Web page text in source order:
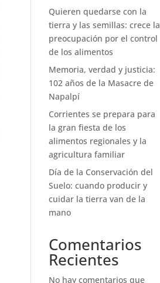
Quieren quedarse con la
tierra y las semillas: crece la
preocupación por el control
de los alimentos
Memoria, verdad y justicia:
102 años de la Masacre de
Napalpí
Corrientes se prepara para
la gran fiesta de los
alimentos regionales y la
agricultura familiar
Día de la Conservación del
Suelo: cuando producir y
cuidar la tierra van de la
mano
Comentarios
Recientes
No hay comentarios que